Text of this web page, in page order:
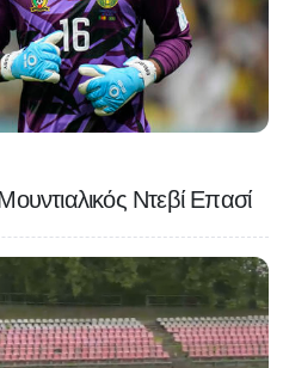
Ντεβί Επασί